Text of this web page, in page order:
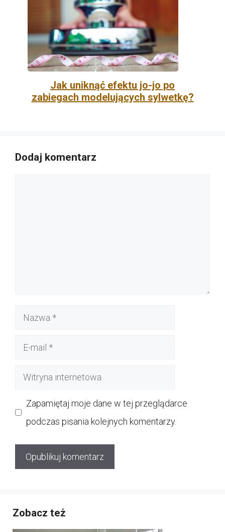
Jak uniknąć efektu jo-jo po
zabiegach modelujących sylwetkę?
Dodaj komentarz
Nazwa
Witryna
Zapamiętaj moje dane w tej przeglądarce
podczas pisania kolejnych komentarzy.
Zobacz też